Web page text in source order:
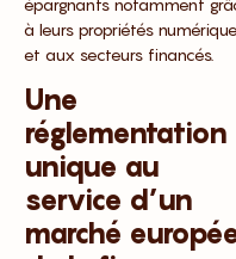
épargnants notamment
à leurs propriétés
et aux secteurs financés.
Une
réglementation
unique au
service d’un
marché